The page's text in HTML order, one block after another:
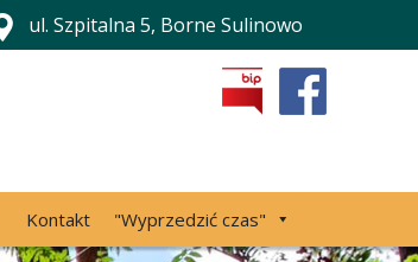
ul. Szpitalna 5, Borne Sulinowo
Kontakt "Wyprzedzić czas"